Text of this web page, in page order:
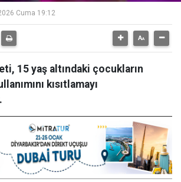
Cuma 19:12
15 yaş altındaki çocukların
kısıtlamayı